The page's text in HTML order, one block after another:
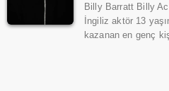
Billy Barratt Billy
İngiliz aktör 13
kazanan en genç